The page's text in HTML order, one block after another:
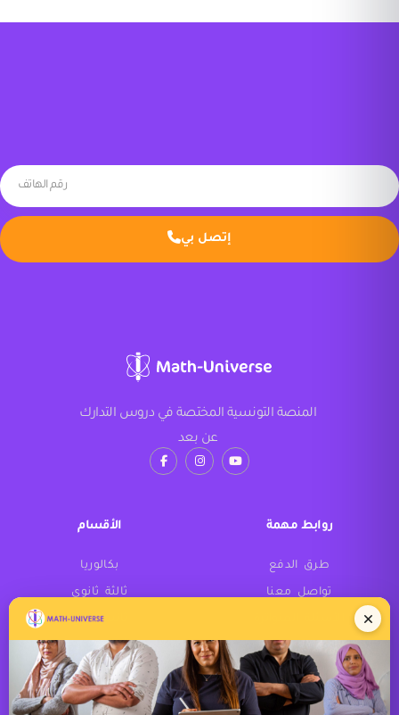
إتصل بي
الأقسام
بكالوريا
ثالثة ثانوي
ثانية ثانوي
أولى ثانوي
تاسعة أساسي
روابط مهمة
طرق الدفع
تواصل معنا